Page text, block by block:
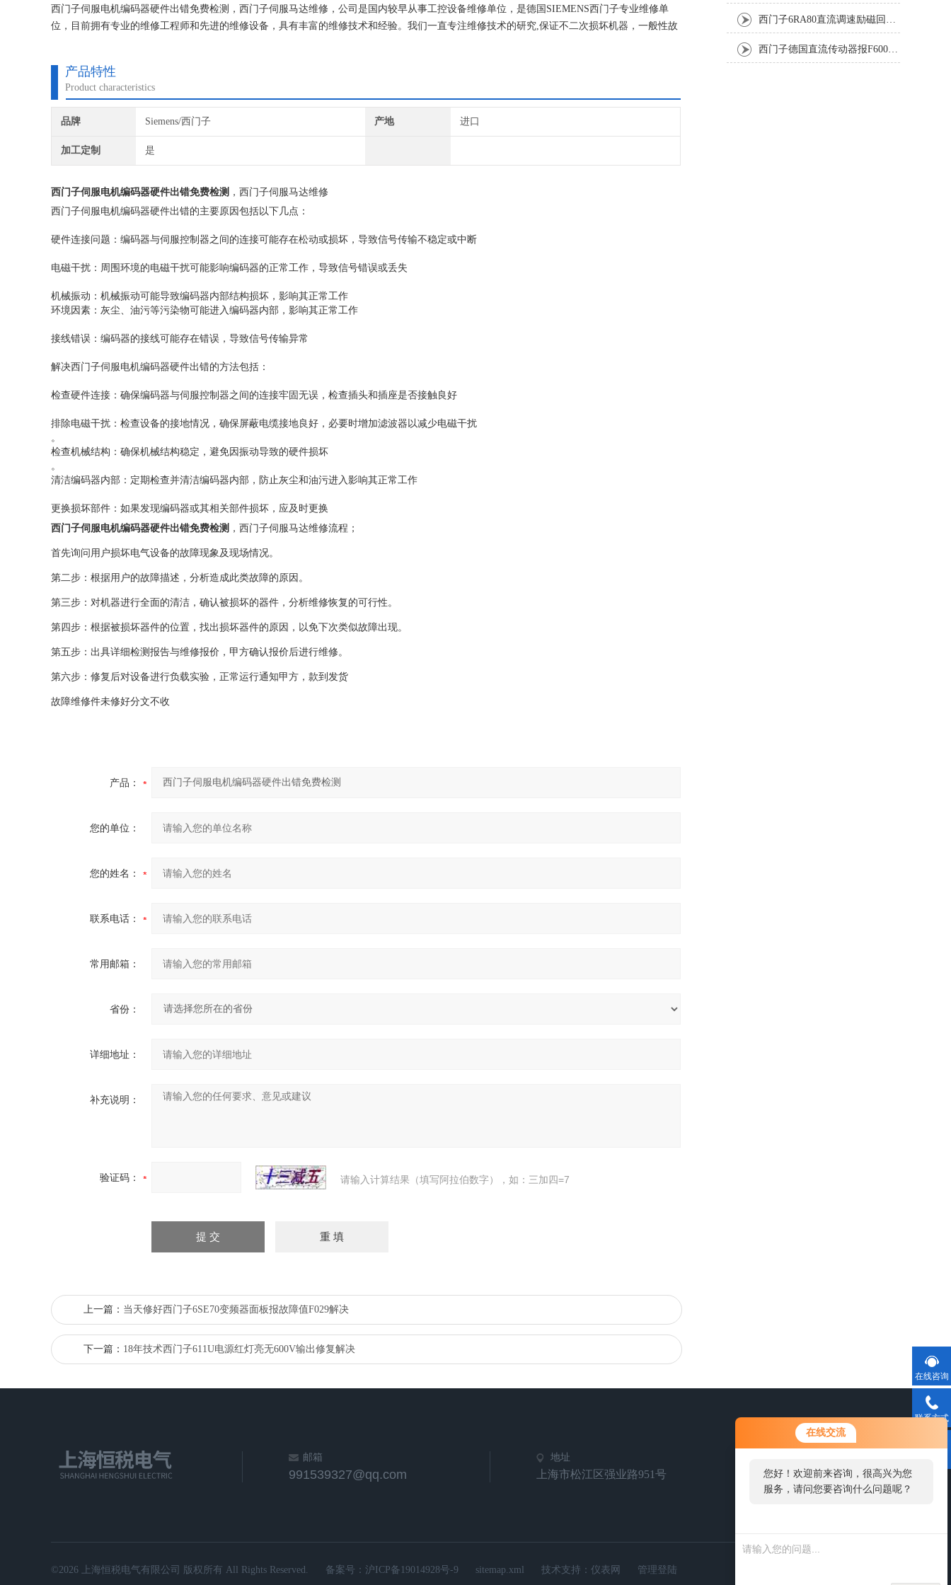
在线交流
您好！欢迎前来咨询，很高兴为您
服务，请问您要咨询什么问题呢？
西门子伺服电机编码器硬件出错免费检测，西门子伺服马达维修，公司是国内较早从事工控设备维修单位，是德国SIEMENS西门子专业维修单
位，目前拥有专业的维修工程师和先进的维修设备，具有丰富的维修技术和经验。我们一直专注维修技术的研究,保证不二次损坏机器，一般性故
产品特性
Product characteristics
品牌 Siemens/西门子 产地 进口
加工定制 是
西门子伺服电机编码器硬件出错免费检测 ，西门子伺服马达维修
西门子伺服电机编码器硬件出错的主要原因包括以下几点‌：
‌硬件连接问题‌：编码器与伺服控制器之间的连接可能存在松动或损坏，导致信号传输不稳定或中断‌
‌电磁干扰‌：周围环境的电磁干扰可能影响编码器的正常工作，导致信号错误或丢失‌
‌机械振动‌：机械振动可能导致编码器内部结构损坏，影响其正常工作‌
‌环境因素‌：灰尘、油污等污染物可能进入编码器内部，影响其正常工作‌
‌接线错误‌：编码器的接线可能存在错误，导致信号传输异常‌
‌解决西门子伺服电机编码器硬件出错的方法包括‌：
‌检查硬件连接‌：确保编码器与伺服控制器之间的连接牢固无误，检查插头和插座是否接触良好‌
‌排除电磁干扰‌：检查设备的接地情况，确保屏蔽电缆接地良好，必要时增加滤波器以减少电磁干扰‌
。
‌检查机械结构‌：确保机械结构稳定，避免因振动导致的硬件损坏‌
。
‌清洁编码器内部‌：定期检查并清洁编码器内部，防止灰尘和油污进入影响其正常工作‌
‌更换损坏部件‌：如果发现编码器或其相关部件损坏，应及时更换‌
西门子伺服电机编码器硬件出错免费检测 ，西门子伺服马达维修流程；
首先询问用户损坏电气设备的故障现象及现场情况。
第二步：根据用户的故障描述，分析造成此类故障的原因。
第三步：对机器进行全面的清洁，确认被损坏的器件，分析维修恢复的可行性。
第四步：根据被损坏器件的位置，找出损坏器件的原因，以免下次类似故障出现。
第五步：出具详细检测报告与维修报价，甲方确认报价后进行维修。
第六步：修复后对设备进行负载实验，正常运行通知甲方，款到发货
故障维修件未修好分文不收
产品：
您的单位：
您的姓名：
联系电话：
常用邮箱：
省份：
详细地址：
补充说明：
验证码： 请输入计算结果（填写阿拉伯数字），如：三加四=7
上一篇： 当天修好西门子6SE70变频器面板报故障值F029解决
下一篇： 18年技术西门子611U电源红灯亮无600V输出修复解决
西门子6RA80直流调速励磁回路坏报F60005修复排除
西门子德国直流传动器报F60067高温报警修复排除方法
邮箱
991539327@qq.com
地址
上海市松江区强业路951号
©2026 上海恒税电气有限公司 版权所有 All Rights Reserved. 备案号： 沪ICP备19014928号-9 sitemap.xml 技术支持： 仪表网 管理登陆
在线咨询
联系方式